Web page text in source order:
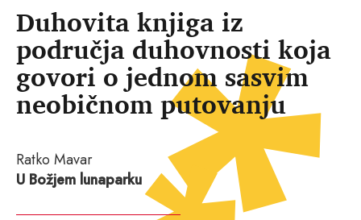
Duhovita knjiga iz
područja duhovnosti koja
govori o jednom sasvim
neobičnom putovanju
Ratko Mavar
U Božjem lunaparku